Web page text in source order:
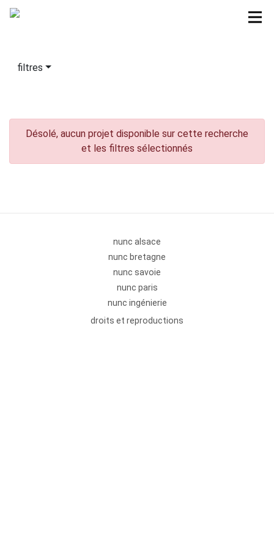
filtres
Désolé, aucun projet disponible sur cette recherche
et les filtres sélectionnés
nunc alsace
nunc bretagne
nunc savoie
nunc paris
nunc ingénierie
droits et reproductions